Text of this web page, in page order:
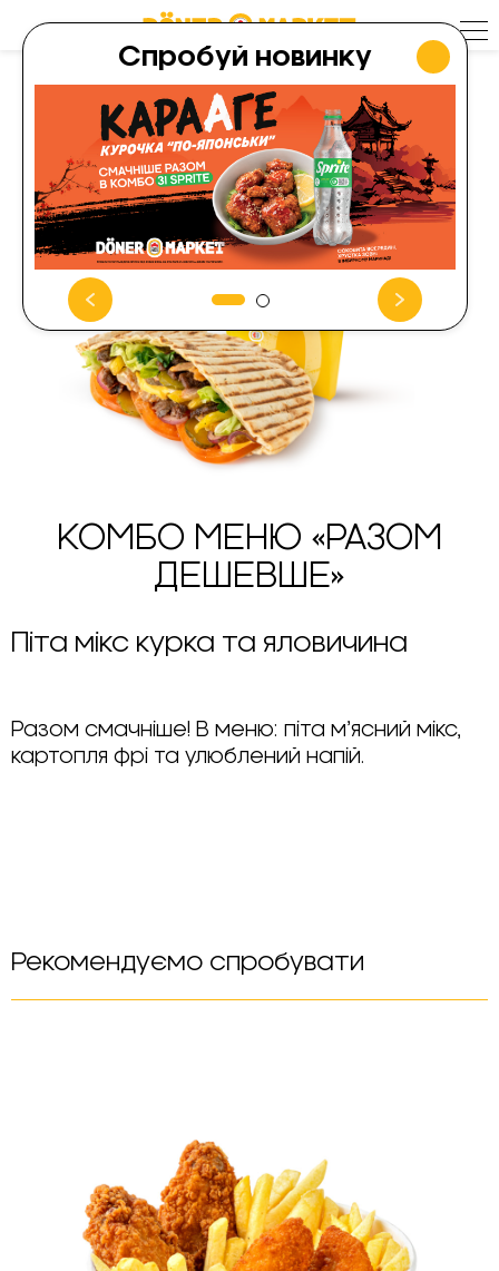
content
КОМБО МЕНЮ «РАЗОМ
ДЕШЕВШЕ»
Піта мікс курка та яловичина
Разом смачніше! В меню: піта м’ясний мікс,
картопля фрі та улюблений напій.
Рекомендуємо спробувати
Спробуй новинку